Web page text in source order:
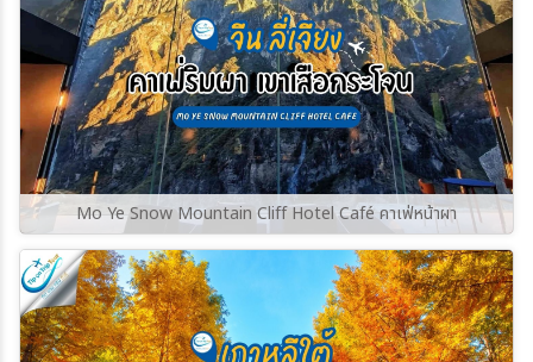
Mo Ye Snow Mountain Cliff Hotel Café คาเฟ่หน้าผา